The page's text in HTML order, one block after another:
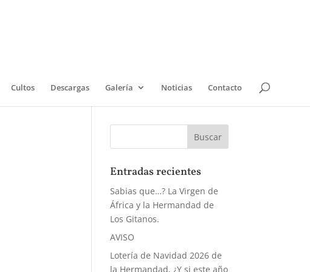
Cultos Descargas Galería Noticias Contacto
Entradas recientes
Sabias que…? La Virgen de
África y la Hermandad de
Los Gitanos.
AVISO
Lotería de Navidad 2026 de
la Hermandad, ¿Y si este año